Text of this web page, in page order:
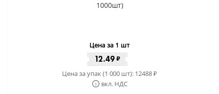
1000шт)
Цена за 1 шт
12.49 ₽
Цена за упак (1 000 шт): 12488₽
вкл. НДС